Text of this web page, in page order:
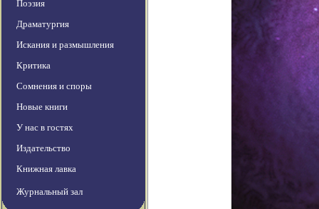
Поэзия
Драматургия
Искания и размышления
Критика
Сомнения и споры
Новые книги
У нас в гостях
Издательство
Книжная лавка
Журнальный зал